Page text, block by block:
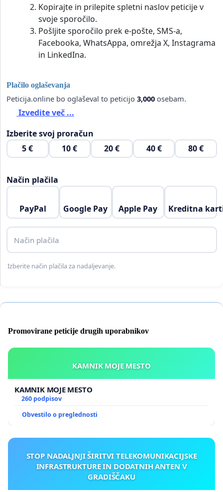
Kopirajte in prilepite spletni naslov peticije v
svoje sporočilo.
Pošljite sporočilo prek e-pošte, SMS-a,
Facebooka, WhatsAppa, omrežja X, Instagrama
in LinkedIna.
Plačilo oglaševanja
Peticija.online bo oglaševal to peticijo 3,000 osebam.
Izvedite več ...
Izberite svoj proračun
5 €
10 € 20 € 40 € 80 €
Način plačila
PayPal Google Pay Apple Pay Kreditna
Način plačila
Izberite način plačila za nadaljevanje.
Promovirane peticije drugih uporabnikov
KAMNIK MOJE MESTO
KAMNIK MOJE MESTO
260 podpisov
Obvestilo o preglednosti
STOP NADALJNJI ŠIRITVI TELEKOMUNIKACIJSKE
INFRASTRUKTURE IN DODATNIH ANTEN V
GRADIŠČAKU